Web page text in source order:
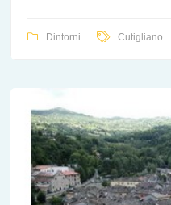
Dintorni Cutigliano